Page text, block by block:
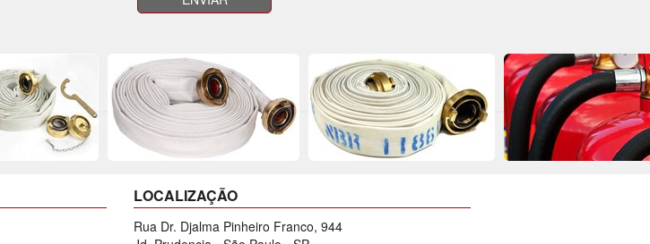
LOCALIZAÇÃO
Rua Dr. Djalma Pinheiro Franco, 944